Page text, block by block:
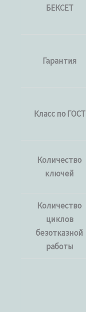
БЕКСЕТ
Гарантия
Класс по ГОСТ
Количество
ключей
Количество
циклов
безотказной
работы